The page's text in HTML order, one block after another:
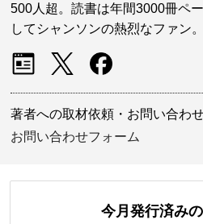
500人超。読書は年間3000冊ペ
してシャンソンの熱烈なファン。
著者への取材依頼・お問い合わ
お問い合わせフォーム
今月発行済み